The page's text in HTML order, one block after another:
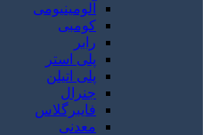
آلومینیومی
کومبی
رابر
پلی استر
پلی اتیلن
جنرال
فایبرگلاس
معدنی